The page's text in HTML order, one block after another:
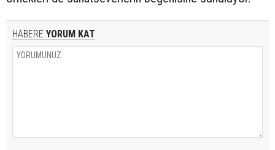
HABERE YORUM KAT